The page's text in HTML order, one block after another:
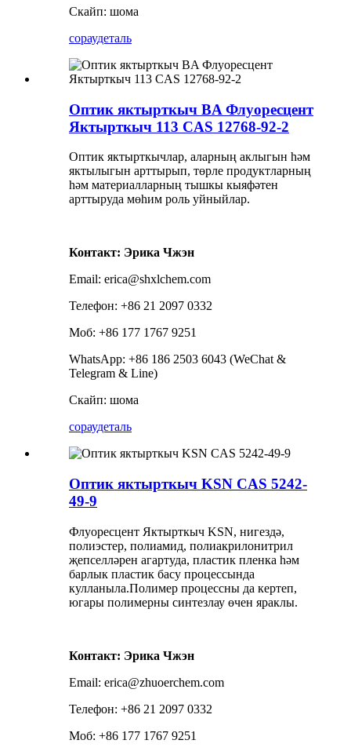
Скайп: шома
сораудеталь
Оптик яктырткыч BA Флуоресцент
Яктырткыч 113 CAS 12768-92-2
Оптик яктырткычлар, аларның аклыгын һәм
яктылыгын арттырып, төрле продуктларның
һәм материалларның тышкы кыяфәтен
арттыруда мөһим роль уйныйлар.
Контакт: Эрика Чжэн
Email: erica@shxlchem.com
Телефон: +86 21 2097 0332
Моб: +86 177 1767 9251
WhatsApp: +86 186 2503 6043 (WeChat &
Telegram & Line)
Скайп: шома
сораудеталь
Оптик яктырткыч KSN CAS 5242-
49-9
Флуоресцент Яктырткыч KSN, нигездә,
полиэстер, полиамид, полиакрилонитрил
җепселләрен агартуда, пластик пленка һәм
барлык пластик басу процессында
кулланыла.Полимер процессны да кертеп,
югары полимерны синтезлау өчен яраклы.
Контакт: Эрика Чжэн
Email: erica@zhuoerchem.com
Телефон: +86 21 2097 0332
Моб: +86 177 1767 9251